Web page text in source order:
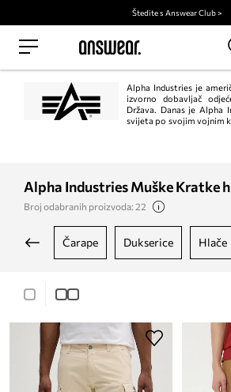
Štedite s Answear Club >
Alpha Industries je
izvorno dobavljač
Država. Danas je Alpha
svijeta po svojim vojnim
Alpha Industries Muške Kratke
Broj odabranih proizvoda: 22
čarape dukserice hlače